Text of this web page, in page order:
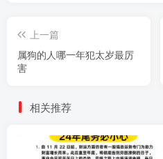
上一篇
属狗的人哪一年犯太岁最厉
害
相关推荐